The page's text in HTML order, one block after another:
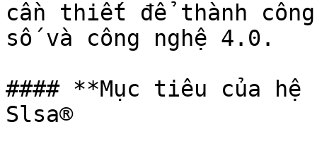
cần thiết để thành
số và công nghệ 4.0.
#### **Mục tiêu của
Slsa®